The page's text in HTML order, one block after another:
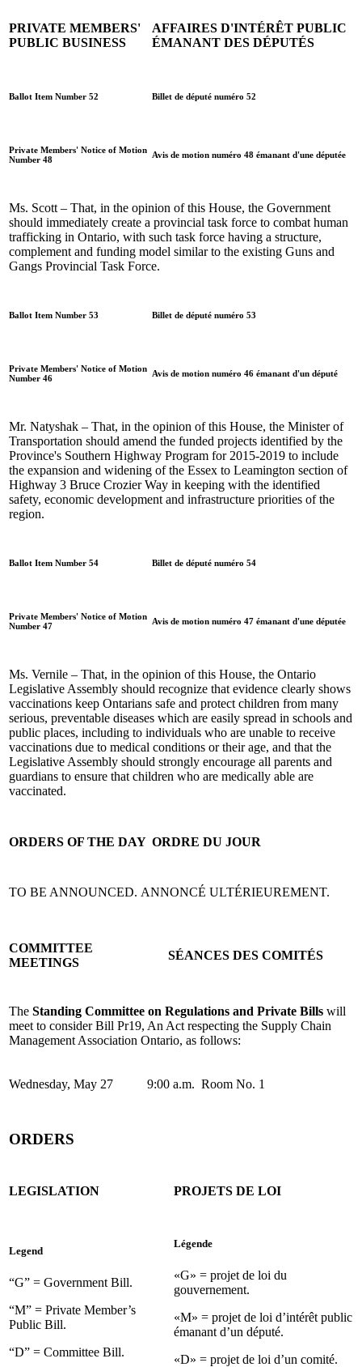
PRIVATE MEMBERS'
PUBLIC BUSINESS
AFFAIRES D'INTÉRÊT PUBLIC
ÉMANANT DES DÉPUTÉS
Ballot Item Number 52 Billet de député numéro 52
Private Members' Notice of Motion
Number 48
Avis de motion numéro 48 émanant d'une députée
Ms. Scott – That, in the opinion of this House, the Government
should immediately create a provincial task force to combat human
trafficking in Ontario, with such task force having a structure,
complement and funding model similar to the existing Guns and
Gangs Provincial Task Force.
Ballot Item Number 53 Billet de député numéro 53
Private Members' Notice of Motion
Number 46
Avis de motion numéro 46 émanant d'un député
Mr. Natyshak – That, in the opinion of this House, the Minister of
Transportation should amend the funded projects identified by the
Province's Southern Highway Program for 2015-2019 to include
the expansion and widening of the Essex to Leamington section of
Highway 3 Bruce Crozier Way in keeping with the identified
safety, economic development and infrastructure priorities of the
region.
Ballot Item Number 54 Billet de député numéro 54
Private Members' Notice of Motion
Number 47
Avis de motion numéro 47 émanant d'une députée
Ms. Vernile – That, in the opinion of this House, the Ontario
Legislative Assembly should recognize that evidence clearly shows
vaccinations keep Ontarians safe and protect children from many
serious, preventable diseases which are easily spread in schools and
public places, including to individuals who are unable to receive
vaccinations due to medical conditions or their age, and that the
Legislative Assembly should strongly encourage all parents and
guardians to ensure that children who are medically able are
vaccinated.
ORDERS OF THE DAY ORDRE DU JOUR
TO BE ANNOUNCED. ANNONCÉ ULTÉRIEUREMENT.
COMMITTEE
MEETINGS
SÉANCES DES COMITÉS
The Standing Committee on Regulations and Private Bills will
meet to consider Bill Pr19, An Act respecting the Supply Chain
Management Association Ontario, as follows:
Wednesday, May 27 9:00 a.m. Room No. 1
ORDERS
LEGISLATION PROJETS DE LOI
Legend
“G” = Government Bill.
“M” = Private Member’s
Public Bill.
“D” = Committee Bill.
Légende
«G» = projet de loi du
gouvernement.
«M» = projet de loi d’intérêt public
émanant d’un député.
«D» = projet de loi d’un comité.